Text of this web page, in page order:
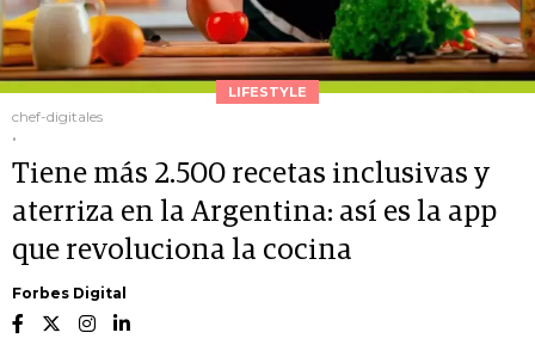
LIFESTYLE
chef-digitales
.
Tiene más 2.500 recetas inclusivas y
aterriza en la Argentina: así es la app
que revoluciona la cocina
Forbes Digital